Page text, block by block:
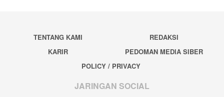
TENTANG KAMI
REDAKSI
KARIR
PEDOMAN MEDIA SIBER
POLICY / PRIVACY
JARINGAN SOCIAL